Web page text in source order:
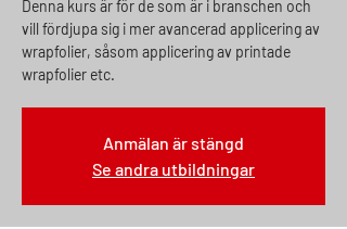
Denna kurs är för de som är i branschen och
vill fördjupa sig i mer avancerad applicering av
wrapfolier, såsom applicering av printade
wrapfolier etc.
Anmälan är stängd
Se andra utbildningar